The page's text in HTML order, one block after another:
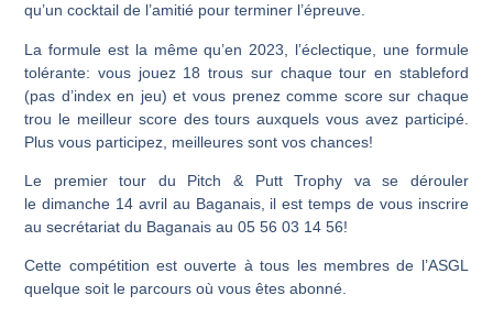
qu’un cocktail de l’amitié pour terminer l’épreuve.
La formule est la même qu’en 2023, l’éclectique
une formule
tolérante:vous jouez 18 trous sur chaque tour en stableford
(pas d’index en jeu) et vous prenez comme score sur chaque
trou le meilleur score des tours auxquels vous avez participé.
Plus vous participez, meilleures sont vos chances!
Le premier tour du Pitch & Putt Trophy va se dérouler
ledimanche 14 avril au Baganais, il est temps de vous inscrire
au secrétariat du Baganais au 05 56 03 14 56!
Cette compétition est ouverte à tous les membres de l’ASGL
quelque soit le parcours où vous êtes abonné.